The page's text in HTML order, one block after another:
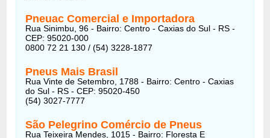
Pneuac Comercial e Importadora
Rua Sinimbu, 96 - Bairro: Centro - Caxias do Sul - RS -
CEP: 95020-000
0800 72 21 130 / (54) 3228-1877
Pneus Mais Brasil
Rua Vinte de Setembro, 1788 - Bairro: Centro - Caxias
do Sul - RS - CEP: 95020-450
(54) 3027-7777
São Pelegrino Comércio de Pneus
Rua Teixeira Mendes, 1015 - Bairro: Floresta E